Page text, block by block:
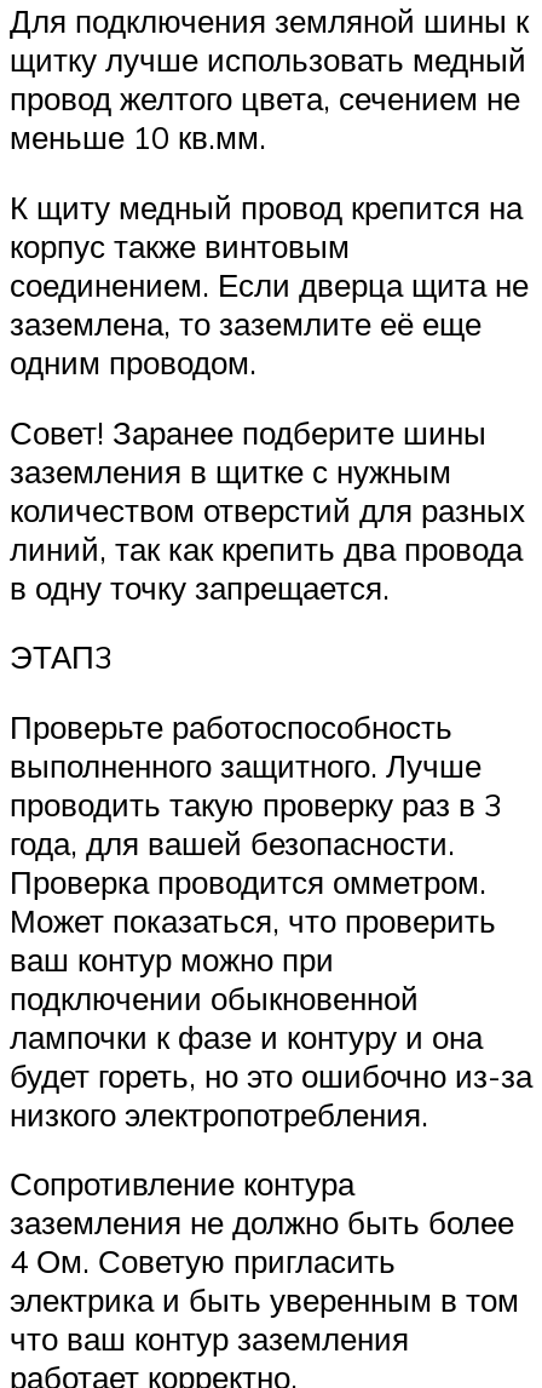
Для подключения земляной шины к
щитку лучше использовать медный
провод желтого цвета, сечением не
меньше 10 кв.мм.
К щиту медный провод крепится на
корпус также винтовым
соединением. Если дверца щита не
заземлена, то заземлите её еще
одним проводом.
Совет! Заранее подберите шины
заземления в щитке с нужным
количеством отверстий для разных
линий, так как крепить два провода
в одну точку запрещается.
ЭТАП3
Проверьте работоспособность
выполненного защитного. Лучше
проводить такую проверку раз в 3
года, для вашей безопасности.
Проверка проводится омметром.
Может показаться, что проверить
ваш контур можно при
подключении обыкновенной
лампочки к фазе и контуру и она
будет гореть, но это ошибочно из-за
низкого электропотребления.
Сопротивление контура
заземления не должно быть более
4 Ом. Советую пригласить
электрика и быть уверенным в том
что ваш контур заземления
работает корректно.